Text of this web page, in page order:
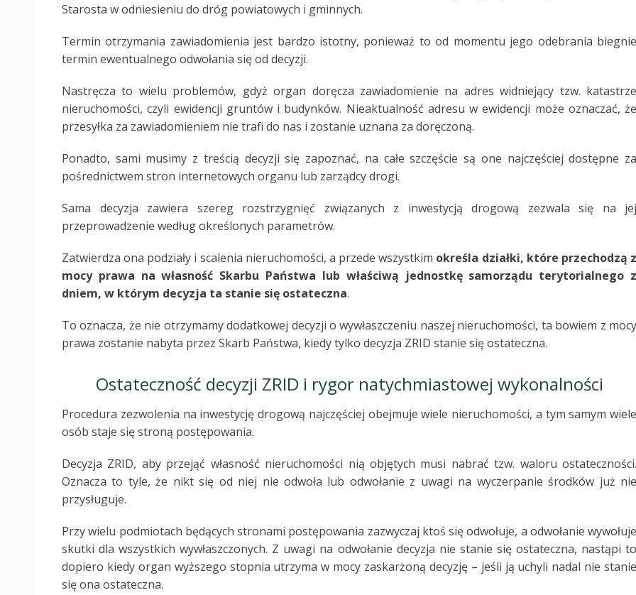
Starosta w odniesieniu do dróg powiatowych i gminnych.
Termin otrzymania zawiadomienia jest bardzo istotny, ponieważ to od momentu jego odebrania biegnie
termin ewentualnego odwołania się od decyzji.
Nastręcza to wielu problemów, gdyż organ doręcza zawiadomienie na adres widniejący tzw. katastrze
nieruchomości, czyli ewidencji gruntów i budynków. Nieaktualność adresu w ewidencji może oznaczać, że
przesyłka za zawiadomieniem nie trafi do nas i zostanie uznana za doręczoną.
Ponadto, sami musimy z treścią decyzji się zapoznać, na całe szczęście są one najczęściej dostępne za
pośrednictwem stron internetowych organu lub zarządcy drogi.
Sama decyzja zawiera szereg rozstrzygnięć związanych z inwestycją drogową zezwala się na jej
przeprowadzenie według określonych parametrów.
Zatwierdza ona podziały i scalenia nieruchomości, a przede wszystkim określa działki, które przechodzą z
mocy prawa na własność Skarbu Państwa lub właściwą jednostkę samorządu terytorialnego z
dniem, w którym decyzja ta stanie się ostateczna.
To oznacza, że nie otrzymamy dodatkowej decyzji o wywłaszczeniu naszej nieruchomości, ta bowiem z mocy
prawa zostanie nabyta przez Skarb Państwa, kiedy tylko decyzja ZRID stanie się ostateczna.
Ostateczność decyzji ZRID i rygor natychmiastowej wykonalności
Procedura zezwolenia na inwestycję drogową najczęściej obejmuje wiele nieruchomości, a tym samym wiele
osób staje się stroną postępowania.
Decyzja ZRID, aby przejąć własność nieruchomości nią objętych musi nabrać tzw. waloru ostateczności.
Oznacza to tyle, że nikt się od niej nie odwoła lub odwołanie z uwagi na wyczerpanie środków już nie
przysługuje.
Przy wielu podmiotach będących stronami postępowania zazwyczaj ktoś się odwołuje, a odwołanie wywołuje
skutki dla wszystkich wywłaszczonych. Z uwagi na odwołanie decyzja nie stanie się ostateczna, nastąpi to
dopiero kiedy organ wyższego stopnia utrzyma w mocy zaskarżoną decyzję – jeśli ją uchyli nadal nie stanie
się ona ostateczna.